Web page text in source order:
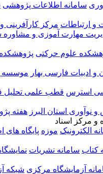
سامانه اطلاعات پژوهشی
و ارتباطات مرکز کارآفرینی
مهارت آموزی و مشاوره
علوم حرکتی
ادبیات فارسی بهار موسسه
استرس قطب علمی تحلیل
نوآوری استان البرز هفته
و مرکز اسناد
الکترونیک موزه پایگاه های
کتاب سامانه نشریات
آزمایشگاه مرکزی شبکه